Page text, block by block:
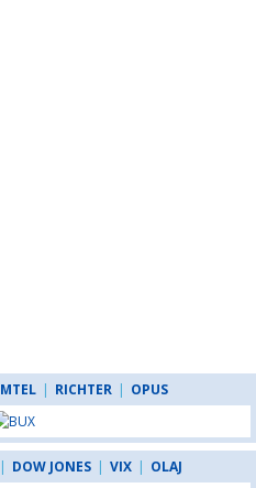
MTEL | RICHTER | OPUS
| DOW JONES | VIX | OLAJ